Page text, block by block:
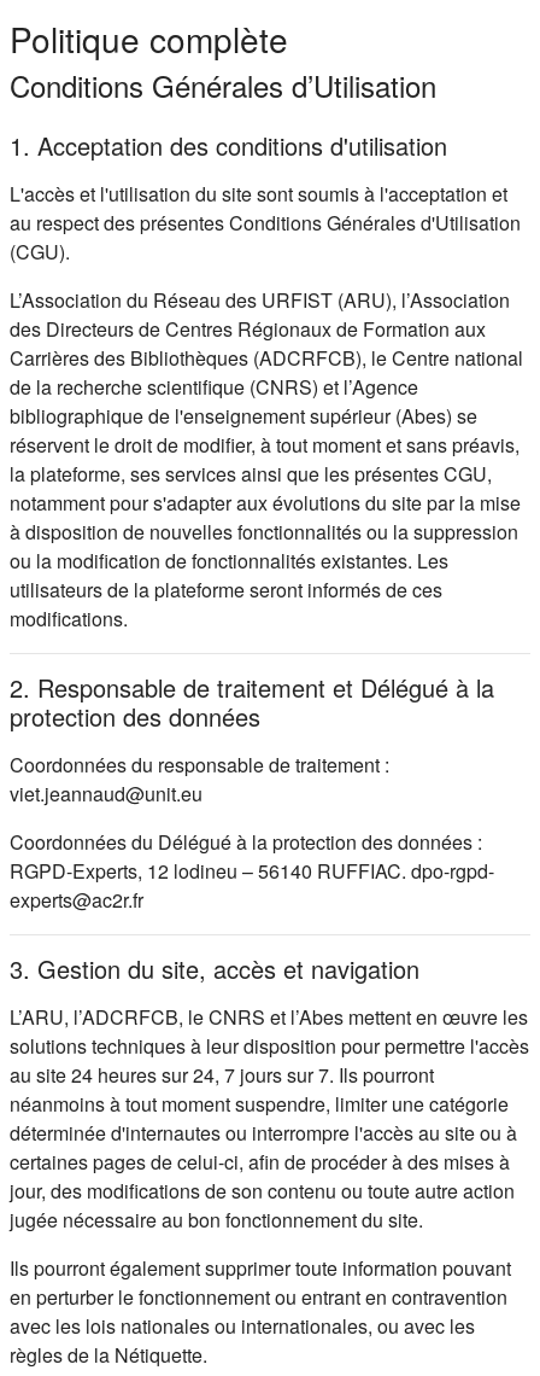
Politique complète
Conditions Générales d’Utilisation
1. Acceptation des conditions d'utilisation
L'accès et l'utilisation du site sont soumis à l'acceptation et
au respect des présentes Conditions Générales d'Utilisation
(CGU).
L’Association du Réseau des URFIST (ARU), l’Association
des Directeurs de Centres Régionaux de Formation aux
Carrières des Bibliothèques (ADCRFCB), le Centre national
de la recherche scientifique (CNRS) et l’Agence
bibliographique de l'enseignement supérieur (Abes) se
réservent le droit de modifier, à tout moment et sans préavis,
la plateforme, ses services ainsi que les présentes CGU,
notamment pour s'adapter aux évolutions du site par la mise
à disposition de nouvelles fonctionnalités ou la suppression
ou la modification de fonctionnalités existantes. Les
utilisateurs de la plateforme seront informés de ces
modifications.
2. Responsable de traitement et Délégué à la
protection des données
Coordonnées du responsable de traitement :
viet.jeannaud@unit.eu
Coordonnées du Délégué à la protection des données :
RGPD-Experts, 12 lodineu – 56140 RUFFIAC. dpo-rgpd-
experts@ac2r.fr
3. Gestion du site, accès et navigation
L’ARU, l’ADCRFCB, le CNRS et l’Abes mettent en œuvre les
solutions techniques à leur disposition pour permettre l'accès
au site 24 heures sur 24, 7 jours sur 7. Ils pourront
néanmoins à tout moment suspendre, limiter une catégorie
déterminée d'internautes ou interrompre l'accès au site ou à
certaines pages de celui-ci, afin de procéder à des mises à
jour, des modifications de son contenu ou toute autre action
jugée nécessaire au bon fonctionnement du site.
Ils pourront également supprimer toute information pouvant
en perturber le fonctionnement ou entrant en contravention
avec les lois nationales ou internationales, ou avec les
règles de la Nétiquette.